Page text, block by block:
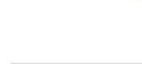
四、訂單異動